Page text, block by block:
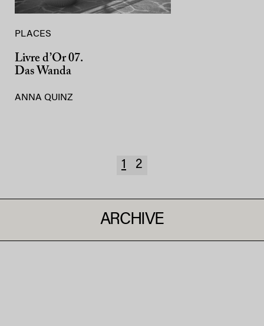
PLACES
Livre d’Or 07.
Das Wanda
ANNA QUINZ
1 2
ARCHIVE